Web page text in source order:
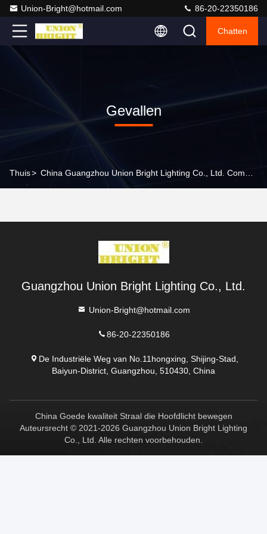
Union-Bright@hotmail.com 86-20-22350186
Chatten
Gevallen
Thuis>
Guangzhou Union Bright Lighting Co., Ltd.
Union-Bright@hotmail.com
86-20-22350186
De Industriële Weg van No.11hongxing, Shijing-Stad,
Baiyun-District, Guangzhou, 510430, China
China Goede kwaliteit Straal die Hoofdlicht bewegen
Auteursrecht © 2021-2026 Guangzhou Union Bright Lighting
Co., Ltd. Alle rechten voorbehouden.